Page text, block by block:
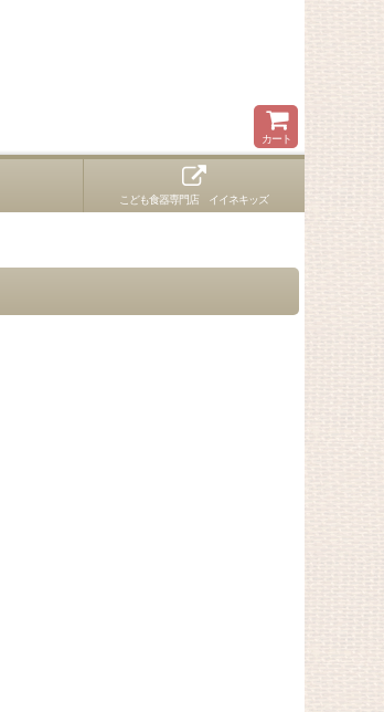
カート
こども食器専門店 イイネキッズ